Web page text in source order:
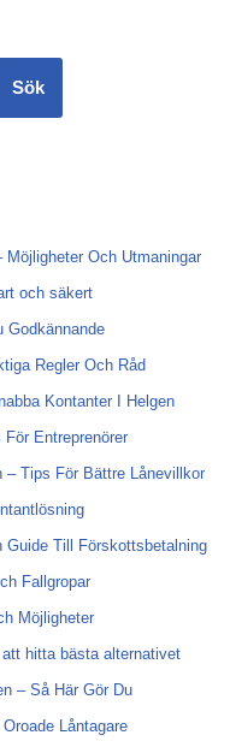
Sök
Och Utmaningar
och säkert
Godkännande
Regler Och Råd
Kontanter I Helgen
Entreprenörer
– Tips För Bättre Lånevillkor
Guide Till Förskottsbetalning
Fallgropar
Möjligheter
hitta bästa alternativet
– Så Här Gör Du
Låntagare